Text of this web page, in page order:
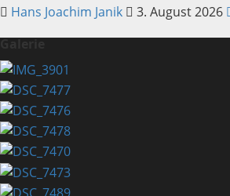
Hans Joachim Janik 3. August 2026